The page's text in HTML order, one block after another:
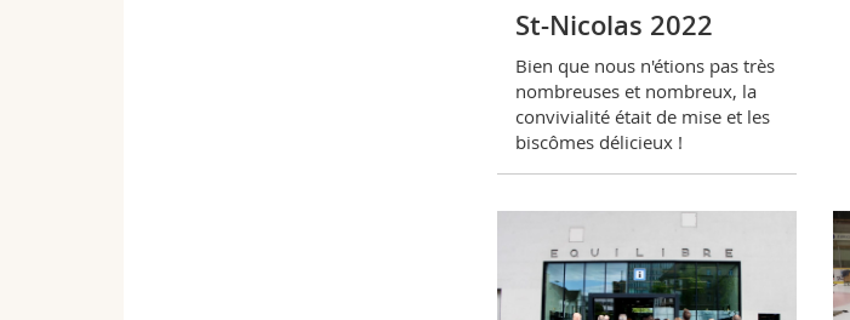
St-Nicolas 2022
Bien que nous n'étions pas très
nombreuses et nombreux, la
convivialité était de mise et les
biscômes délicieux !